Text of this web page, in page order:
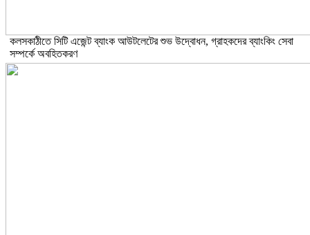
কলসকাঠীতে সিটি এজেন্ট ব্যাংক আউটলেটের শুভ উদ্বোধন, গ্রাহকদের ব্যাংকিং সেবা
সম্পর্কে অবহিতকরণ